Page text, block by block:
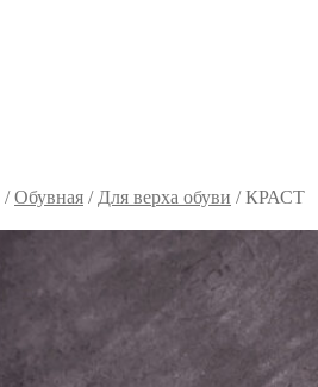
/Обувная / Для верха обуви /КРАСТ